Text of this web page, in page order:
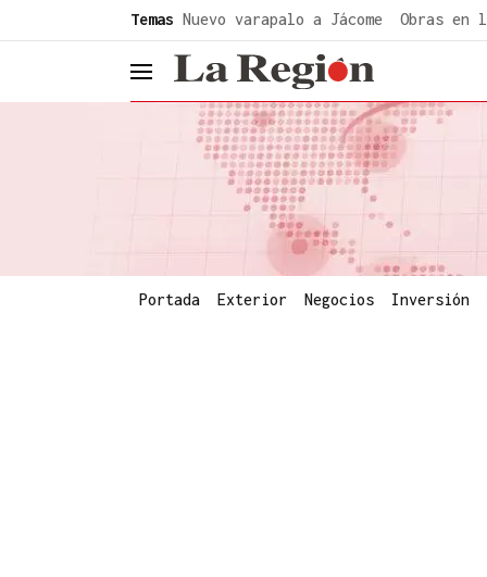
Temas Nuevo varapalo a Jácome Obras en
header.menu.open
Portada Exterior Negocios Inversión